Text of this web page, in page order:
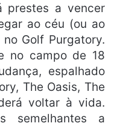
prestes a vencer
ao céu (ou ao
Golf Purgatory.
no campo de 18
espalhado
The Oasis, The
voltar à vida.
semelhantes a